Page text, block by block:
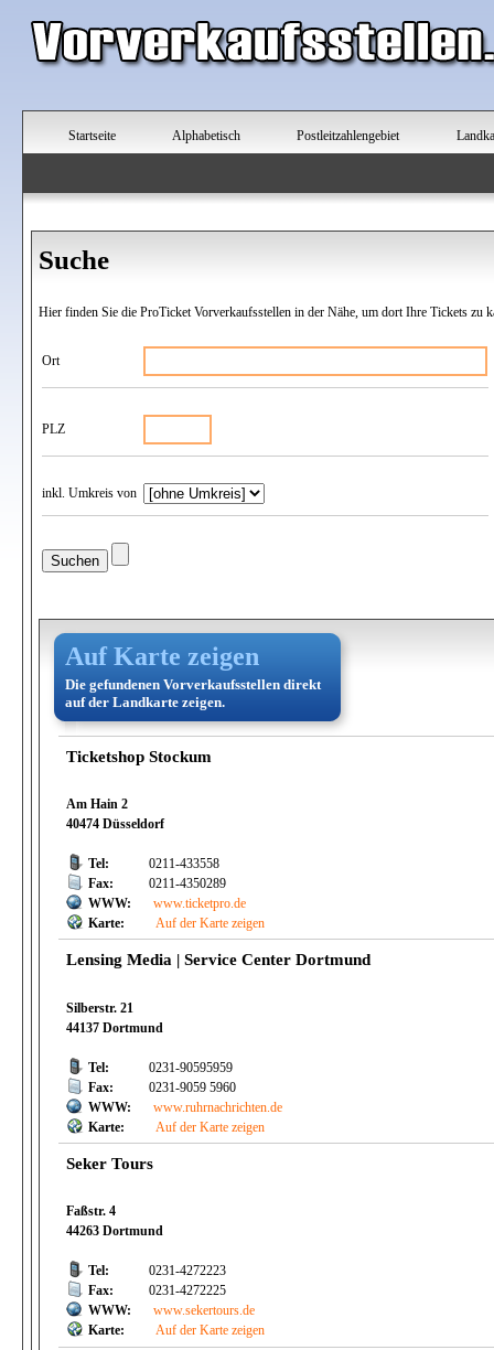
Startseite Alphabetisch Postleitzahlengebiet
Suche
Hier finden Sie die ProTicket Vorverkaufsstellen in der Nähe, um dort Ihre Tickets zu
Ort
PLZ
inkl. Umkreis von
Auf Karte zeigen
Die gefundenen Vorverkaufsstellen direkt
auf der Landkarte zeigen.
Ticketshop Stockum
Am Hain 2
40474 Düsseldorf
Tel:
0211-433558
Fax:
0211-4350289
WWW:
www.ticketpro.de
Karte:
Auf der Karte zeigen
Lensing Media | Service Center Dortmund
Silberstr. 21
44137 Dortmund
Tel:
0231-90595959
Fax:
0231-9059 5960
WWW:
www.ruhrnachrichten.de
Karte:
Auf der Karte zeigen
Seker Tours
Faßstr. 4
44263 Dortmund
Tel:
0231-4272223
Fax:
0231-4272225
WWW:
www.sekertours.de
Karte:
Auf der Karte zeigen